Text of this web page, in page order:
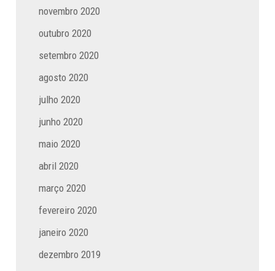
novembro 2020
outubro 2020
setembro 2020
agosto 2020
julho 2020
junho 2020
maio 2020
abril 2020
março 2020
fevereiro 2020
janeiro 2020
dezembro 2019